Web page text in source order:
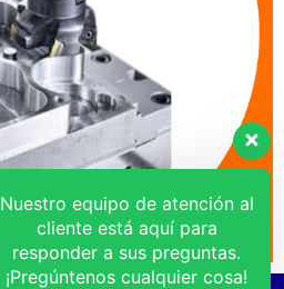
Nuestro equipo de atención al
cliente está aquí para
responder a sus preguntas.
¡Pregúntenos cualquier cosa!